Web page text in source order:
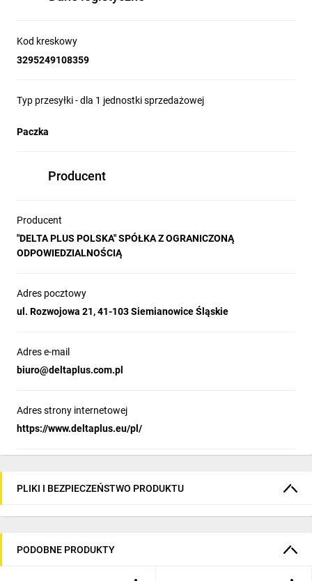
Kod kreskowy
3295249108359
Typ przesyłki - dla 1 jednostki sprzedażowej
Paczka
Producent
Producent
"DELTA PLUS POLSKA" SPÓŁKA Z OGRANICZONĄ
ODPOWIEDZIALNOŚCIĄ
Adres pocztowy
ul. Rozwojowa 21, 41-103 Siemianowice Śląskie
Adres e-mail
biuro@deltaplus.com.pl
Adres strony internetowej
https://www.deltaplus.eu/pl/
PLIKI I BEZPIECZEŃSTWO PRODUKTU
PODOBNE PRODUKTY